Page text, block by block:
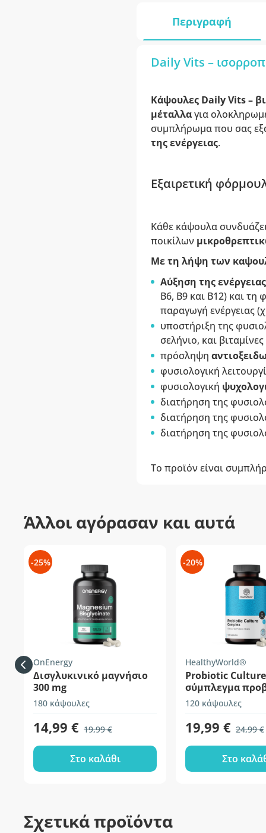
Περιγραφή
Daily Vits –
Κάψουλες Daily Vits –
μέταλλαγια
συμπλήρωμα που σας
της ενέργειας.
Εξαιρετική
Κάθε κάψουλα
ποικίλων
Με τη λήψη των
Αύξηση της ενέργειας
B6, B9 και B12) και
παραγωγή ενέργειας
υποστήριξη της
σελήνιο, και
πρόσληψη
φυσιολογική
φυσιολογική
διατήρηση της
διατήρηση της
διατήρηση της
Το προϊόν είναι
Άλλοι αγόρασαν και αυτά
-25%
OnEnergy
Δισγλυκινικό μαγνήσιο
300 mg
180 κάψουλες
14,99 € 19,99 €
Στο καλάθι
-20%
HealthyWorld®
Probiotic
σύμπλεγμα
καλλιεργειών
120 κάψουλες
19,99 € 24,99 €
Στο
Σχετικά προϊόντα